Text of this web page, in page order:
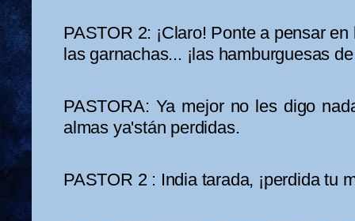
PASTOR 2: ¡Claro! Ponte a pensar
las garnachas... ¡las hamburguesas
PASTORA: Ya mejor no les digo
almas ya'stán perdidas.
PASTOR 2 : India tarada, ¡perdida tu